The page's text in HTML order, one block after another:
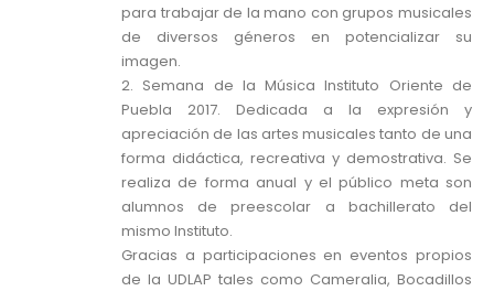
para trabajar de la mano con grupos musicales
de diversos géneros en potencializar su
imagen.
2. Semana de la Música Instituto Oriente de
Puebla 2017. Dedicada a la expresión y
apreciación de las artes musicales tanto de una
forma didáctica, recreativa y demostrativa. Se
realiza de forma anual y el público meta son
alumnos de preescolar a bachillerato del
mismo Instituto.
Gracias a participaciones en eventos propios
de la UDLAP tales como Cameralia, Bocadillos